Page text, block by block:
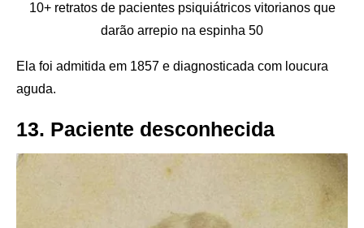
10+ retratos de pacientes psiquiátricos vitorianos que
darão arrepio na espinha 50
Ela foi admitida em 1857 e diagnosticada com loucura
aguda.
13. Paciente desconhecida